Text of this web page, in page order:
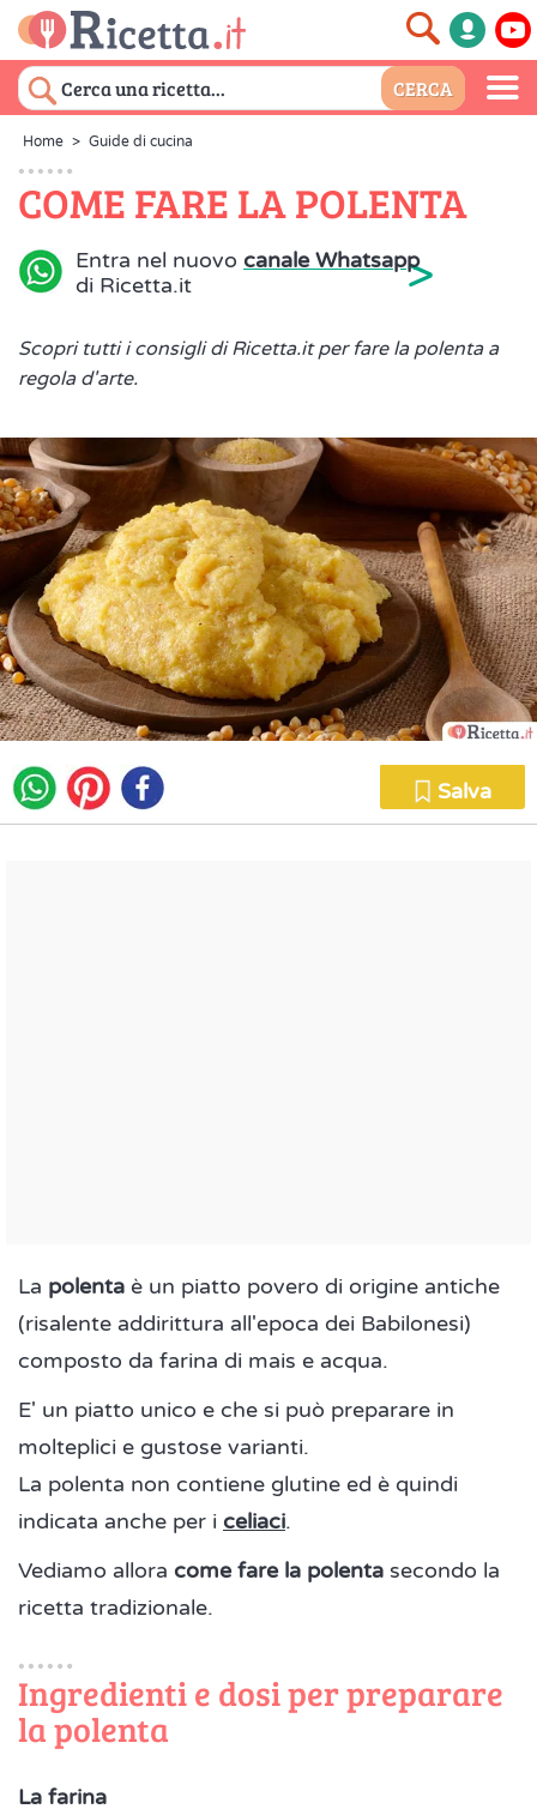
Home > Guide di cucina
COME FARE LA POLENTA
Entra nel nuovo canale Whatsapp
di Ricetta.it
>
Scopri tutti i consigli di Ricetta.it per fare la polenta a
regola d'arte.
Salva
La polenta è un piatto povero di origine antiche
(risalente addirittura all'epoca dei Babilonesi)
composto da farina di mais e acqua.
E' un piatto unico e che si può preparare in
molteplici e gustose varianti.
La polenta non contiene glutine ed è quindi
indicata anche per i celiaci.
Vediamo allora come fare la polenta secondo la
ricetta tradizionale.
Ingredienti e dosi per preparare
la polenta
La farina